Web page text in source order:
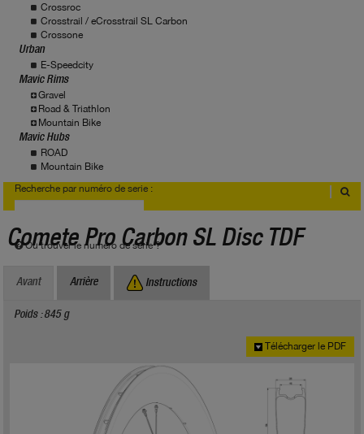
Crossroc
Crosstrail / eCrosstrail SL Carbon
Crossone
Urban
E-Speedcity
Mavic Rims
Gravel
Road & Triathlon
Mountain Bike
Mavic Hubs
ROAD
Mountain Bike
Recherche par numéro de serie :
Où trouver le numéro de série ?
Comete Pro Carbon SL Disc TDF
Avant Arrière Instructions
Poids : 845 g
Télécharger le PDF